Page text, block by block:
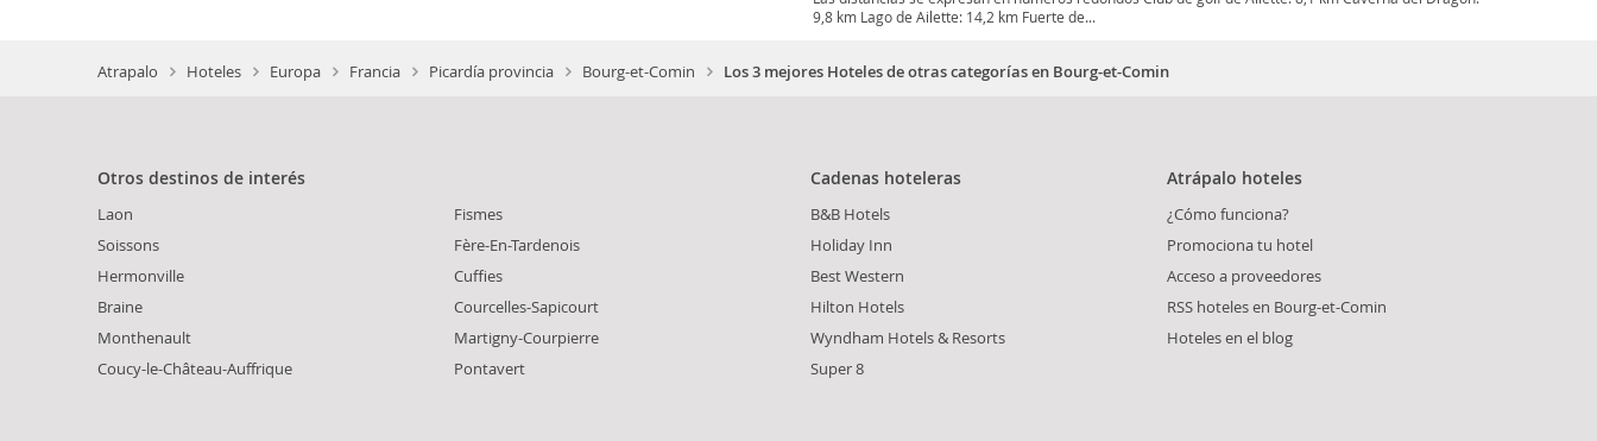
9,8 km Lago de Ailette: 14,2 km Fuerte de...
Atrapalo Hoteles Europa Francia Picardía provincia Bourg-et-Comin Los 3 mejores Hoteles de otras categorías en Bourg-et-Comin
Otros destinos de interés
Laon
Soissons
Hermonville
Braine
Monthenault
Coucy-le-Château-Auffrique
Fismes
Fère-En-Tardenois
Cuffies
Courcelles-Sapicourt
Martigny-Courpierre
Pontavert
Cadenas hoteleras
B&B Hotels
Holiday Inn
Best Western
Hilton Hotels
Wyndham Hotels & Resorts
Super 8
Atrápalo hoteles
¿Cómo funciona?
Promociona tu hotel
Acceso a proveedores
RSS hoteles en Bourg-et-Comin
Hoteles en el blog